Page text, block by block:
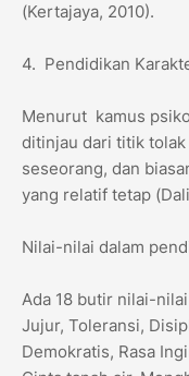
(Kertajaya, 2010).
4. Pendidikan
Menurut kamus
ditinjau dari titik
seseorang, dan
yang relatif tetap
Nilai-nilai dalam
Ada 18 butir nilai-
Jujur, Toleransi,
Demokratis, Rasa